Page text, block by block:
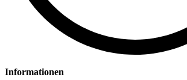
Informationen